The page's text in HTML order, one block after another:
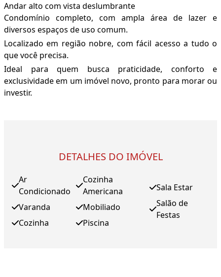
Andar alto com vista deslumbrante
Condomínio completo, com ampla área de lazer e
diversos espaços de uso comum.
Localizado em região nobre, com fácil acesso a tudo o
que você precisa.
Ideal para quem busca praticidade, conforto e
exclusividade em um imóvel novo, pronto para morar ou
investir.
DETALHES DO IMÓVEL
Ar
Condicionado
Varanda
Cozinha
Cozinha
Americana
Mobiliado
Piscina
Sala Estar
Salão de
Festas